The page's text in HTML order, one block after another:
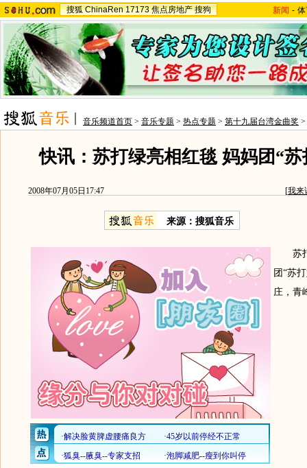
搜狐 ChinaRen 17173 焦点房地产 搜狗 新闻 -
音乐频道首页 > 音乐专题 > 热点专题 > 第十九届台湾金曲奖 >
快讯：苏打绿亮相红毯 妈妈团“
2008年07月05日17:47 [我来
来源：搜狐音乐
苏打
团“苏
庄，青